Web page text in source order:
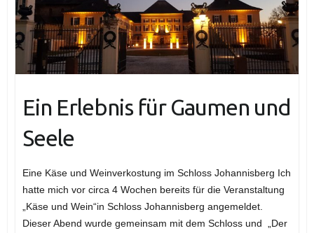
Ein Erlebnis für Gaumen und
Seele
Eine Käse und Weinverkostung im Schloss Johannisberg Ich
hatte mich vor circa 4 Wochen bereits für die Veranstaltung
„Käse und Wein“in Schloss Johannisberg angemeldet.
Dieser Abend wurde gemeinsam mit dem Schloss und „Der